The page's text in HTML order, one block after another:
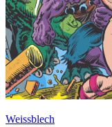
Weissblech